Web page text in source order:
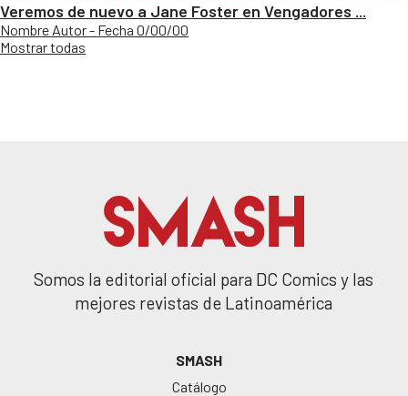
Veremos de nuevo a Jane Foster en Vengadores ...
Nombre Autor - Fecha 0/00/00
Mostrar todas
Somos la editorial oficial para DC Comics y las
mejores revistas de Latinoamérica
SMASH
Catálogo